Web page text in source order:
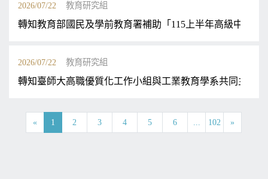
2026/07/22 教育研究組
轉知教育部國民及學前教育署補助「115上半年高級中等
2026/07/22 教育研究組
轉知臺師大高職優質化工作小組與工業教育學系共同主辦
« 1 2 3 4 5 6 ... 102 »